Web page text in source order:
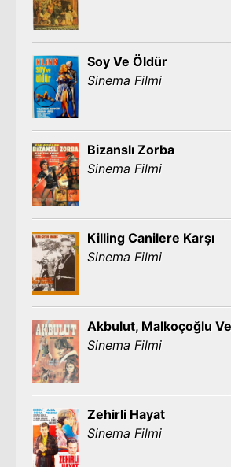
Soy Ve Öldür
Sinema Filmi
Bizanslı Zorba
Sinema Filmi
Killing Canilere Karşı
Sinema Filmi
Akbulut, Malkoçoğlu
Sinema Filmi
Zehirli Hayat
Sinema Filmi